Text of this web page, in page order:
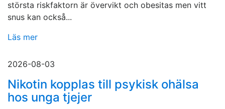
största riskfaktorn är övervikt och obesitas men vitt
snus kan också...
Läs mer
2026-08-03
Nikotin kopplas till psykisk ohälsa
hos unga tjejer